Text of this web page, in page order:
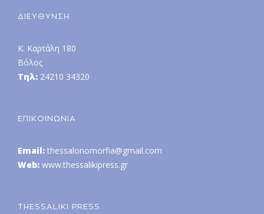
ΔΙΕΥΘΥΝΣΗ
Κ. Καρτάλη 180
Βόλος
Τηλ: 24210 34320
ΕΠΙΚΟΙΝΩΝΙΑ
Email: thessalonomorfia@gmail.com
Web: www.thessalikipress.gr
THESSALIKI PRESS